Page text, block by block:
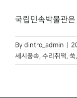
국립민속박물관
By dintro_admin
세시풍속, 수리취떡, 쑥,